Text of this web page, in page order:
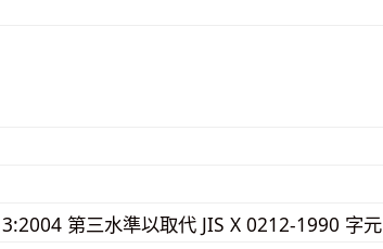
第三水準以取代 JIS X 0212-1990 字元